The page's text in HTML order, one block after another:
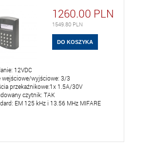
1260.00 PLN
1549.80 PLN
12VDC
wejściowe/wyjściowe: 3/3
przekaźnikowe:1x 1.5A/30V
czytnik: TAK
EM 125 kHz i 13.56 MHz MIFARE